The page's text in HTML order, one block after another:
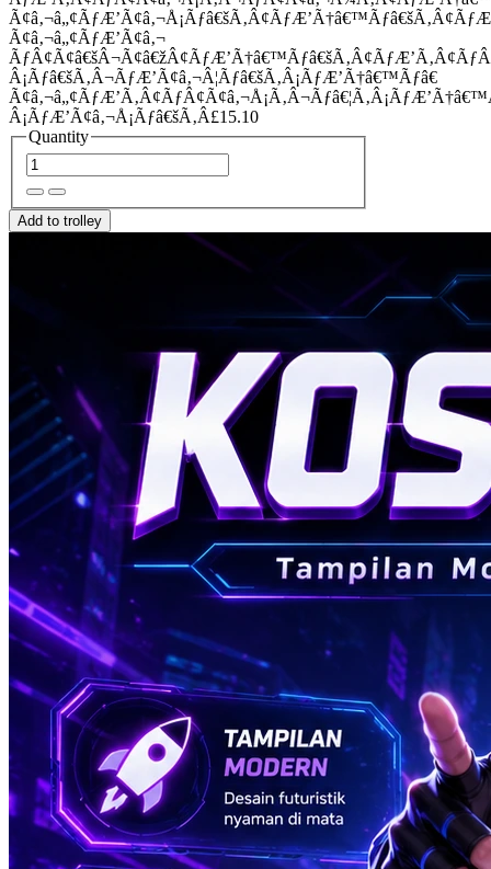
Ã¢â‚¬â„¢ÃƒÆ’Ã¢â‚¬
Â¡Ãƒâ€šÃ‚Â¬ÃƒÆ’Ã¢â‚¬Â¦Ãƒâ€šÃ‚Â¡ÃƒÆ’Ã†â€™Ãƒâ€
Â¡ÃƒÆ’Ã¢â‚¬Å¡Ãƒâ€šÃ‚Â£15.10
Quantity
Add to trolley